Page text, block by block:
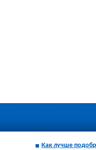
Как лучше